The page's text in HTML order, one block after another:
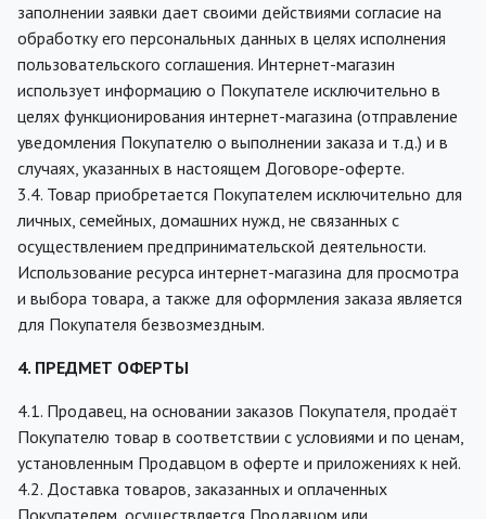
заполнении заявки дает своими действиями согласие на
обработку его персональных данных в целях исполнения
пользовательского соглашения. Интернет-магазин
использует информацию о Покупателе исключительно в
целях функционирования интернет-магазина (отправление
уведомления Покупателю о выполнении заказа и т.д.) и в
случаях, указанных в настоящем Договоре-оферте.
3.4. Товар приобретается Покупателем исключительно для
личных, семейных, домашних нужд, не связанных с
осуществлением предпринимательской деятельности.
Использование ресурса интернет-магазина для просмотра
и выбора товара, а также для оформления заказа является
для Покупателя безвозмездным.
4. ПРЕДМЕТ ОФЕРТЫ
4.1. Продавец, на основании заказов Покупателя, продаёт
Покупателю товар в соответствии с условиями и по ценам,
установленным Продавцом в оферте и приложениях к ней.
4.2. Доставка товаров, заказанных и оплаченных
Покупателем, осуществляется Продавцом или